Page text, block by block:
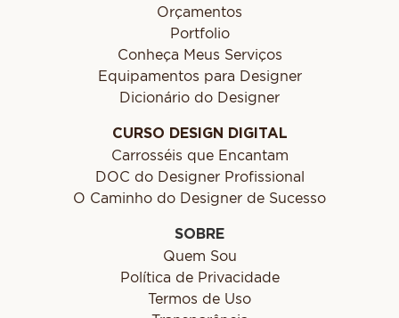
Orçamentos
Portfolio
Conheça Meus Serviços
Equipamentos para Designer
Dicionário do Designer
CURSO DESIGN DIGITAL
Carrosséis que Encantam
DOC do Designer Profissional
O Caminho do Designer de Sucesso
SOBRE
Quem Sou
Política de Privacidade
Termos de Uso